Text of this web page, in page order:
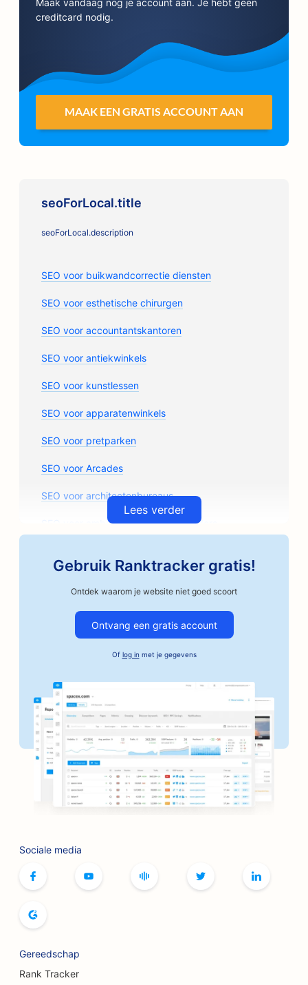
Maak vandaag nog je account aan. Je hebt geen
creditcard nodig.
MAAK EEN GRATIS ACCOUNT AAN
seoForLocal.title
seoForLocal.description
SEO voor buikwandcorrectie diensten
SEO voor esthetische chirurgen
SEO voor accountantskantoren
SEO voor antiekwinkels
SEO voor kunstlessen
SEO voor apparatenwinkels
SEO voor pretparken
SEO voor Arcades
SEO voor architectenbureaus
SEO voor ambachtelijke koffiebranders
SEO voor autobedrijven
SEO voor borgtochtdiensten
SEO voor banken
SEO voor bakkerijen
SEO voor kapperszaken
SEO voor BBQ-restaurants
SEO voor boetieks
SEO voor bowlingbanen
SEO voor bordspelcafés
Lees verder
Gebruik Ranktracker gratis!
Ontdek waarom je website niet goed scoort
Ontvang een gratis account
Of log in met je gegevens
Sociale media
Gereedschap
Rank Tracker